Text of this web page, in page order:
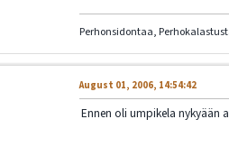
Perhonsidontaa,
August 01, 2006, 14:54:42
Ennen oli umpikela nykyään